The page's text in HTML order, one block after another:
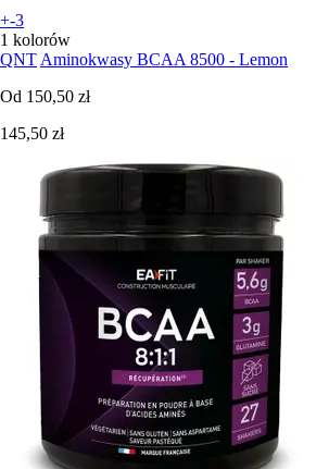
+-3
1 kolorów
QNT Aminokwasy BCAA 8500 - Lemon
Od 150,50 zł
145,50 zł